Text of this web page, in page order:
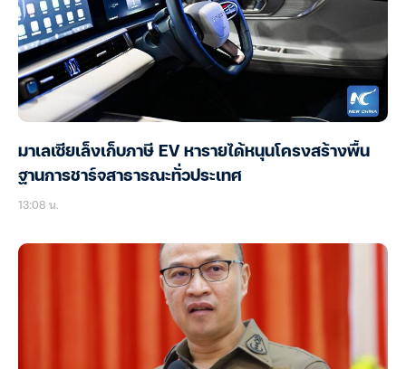
มาเลเซียเล็งเก็บภาษี EV หารายได้หนุนโครงสร้างพื้น
ฐานการชาร์จสาธารณะทั่วประเทศ
13:08 น.